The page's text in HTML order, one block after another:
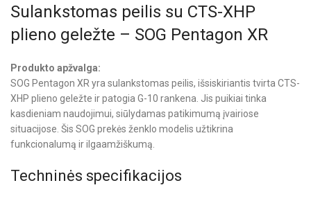
Sulankstomas peilis su CTS-XHP
plieno geležte – SOG Pentagon XR
Produkto apžvalga:
SOG Pentagon XR yra sulankstomas peilis, išsiskiriantis tvirta CTS-
XHP plieno geležte ir patogia G-10 rankena. Jis puikiai tinka
kasdieniam naudojimui, siūlydamas patikimumą įvairiose
situacijose. Šis SOG prekės ženklo modelis užtikrina
funkcionalumą ir ilgaamžiškumą.
Techninės specifikacijos